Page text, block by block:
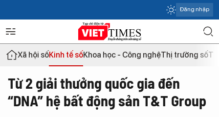
Đăng nhập
Xã hội sốKinh tế sốKhoa học - Công nghệThị trường số
Từ 2 giải thưởng quốc gia đến
“DNA” hệ bất động sản T&T Group